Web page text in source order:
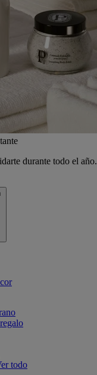
durante todo el año.
todo